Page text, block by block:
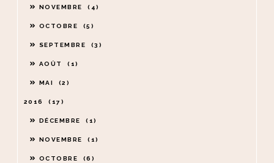
NOVEMBRE 4
OCTOBRE 5
SEPTEMBRE 3
AOÛT 1
MAI 2
2016 17
DÉCEMBRE 1
NOVEMBRE 1
OCTOBRE 6